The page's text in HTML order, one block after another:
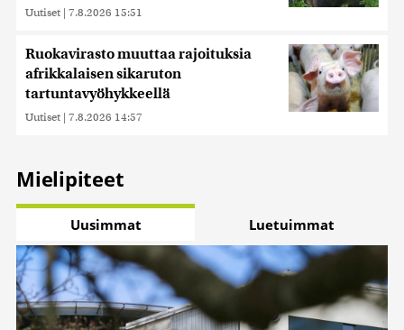
Uutiset | 7.8.2026 15:51
Ruokavirasto muuttaa rajoituksia
afrikkalaisen sikaruton
tartuntavyöhykkeellä
Uutiset | 7.8.2026 14:57
Mielipiteet
Uusimmat Luetuimmat